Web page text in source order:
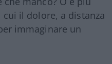
il dolore, a distanza
immaginare un